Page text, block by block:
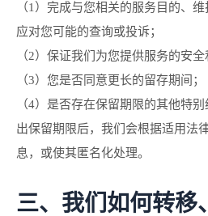
（1）完成与您相关的服务目的、
应对您可能的查询或投诉；
（2）保证我们为您提供服务的安全
（3）您是否同意更长的留存期间；
（4）是否存在保留期限的其他特
出保留期限后，我们会根据适用法
息，或使其匿名化处理。
三、我们如何转移